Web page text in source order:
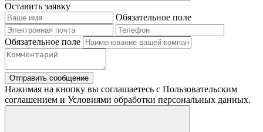
Оставить заявку
Обязательное поле
Обязательное поле
Отправить сообщение
Нажимая на кнопку вы соглашаетесь с Пользовательским
соглашением и Условиями обработки персональных данных.